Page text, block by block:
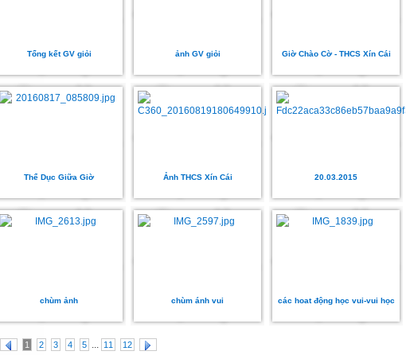
Tổng kết GV giỏi ảnh GV giỏi Giờ Chào Cờ - THCS Xín Cái
Thể Dục Giữa Giờ Ảnh THCS Xín Cái 20.03.2015
chùm ảnh chùm ánh vui các hoat động học vui-vui học
1 2 3 4 5 ... 11 12